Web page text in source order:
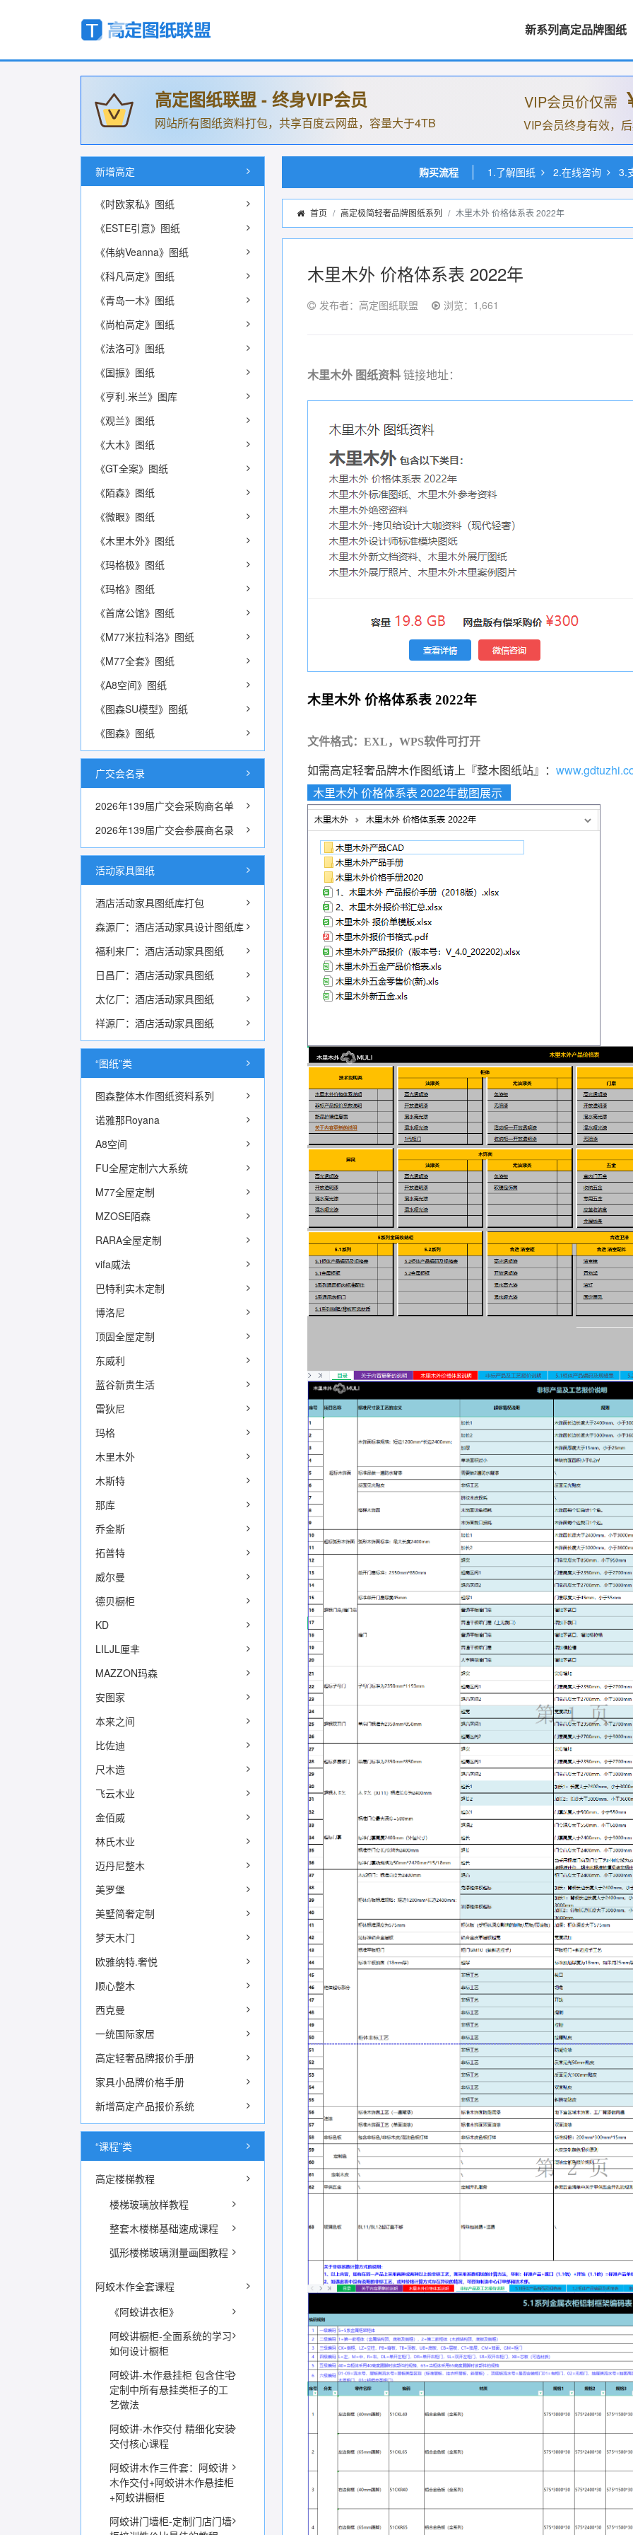
新系列高定品牌图纸
高定图纸联盟 - 终身VIP会员
网站所有图纸资料打包，共享百度云网盘，容量大于4TB
VIP会员价仅需
VIP会员终身有效，
新增高定
《时欧家私》图纸
《ESTE引意》图纸
《伟纳Veanna》图纸
《科凡高定》图纸
《青岛一木》图纸
《尚柏高定》图纸
《法洛可》图纸
《国振》图纸
《亨利.米兰》图库
《观兰》图纸
《大木》图纸
《GT全案》图纸
《陌森》图纸
《微眼》图纸
《木里木外》图纸
《玛格极》图纸
《玛格》图纸
《首席公馆》图纸
《M77米拉科洛》图纸
《M77全套》图纸
《A8空间》图纸
《图森SU模型》图纸
《图森》图纸
广交会名录
2026年139届广交会采购商名单
2026年139届广交会参展商名录
活动家具图纸
酒店活动家具图纸库打包
森源厂：酒店活动家具设计图纸库
福利来厂：酒店活动家具图纸
日昌厂：酒店活动家具图纸
太亿厂：酒店活动家具图纸
祥源厂：酒店活动家具图纸
“图纸”类
图森整体木作图纸资料系列
诺雅那Royana
A8空间
FU全屋定制六大系统
M77全屋定制
MZOSE陌森
RARA全屋定制
vifa威法
巴特利实木定制
博洛尼
顶固全屋定制
东威利
蓝谷新贵生活
雷狄尼
玛格
木里木外
木斯特
那库
乔金斯
拓普特
威尔曼
德贝橱柜
KD
LILJL厘芈
MAZZON玛森
安图家
本来之间
比佐迪
尺木造
飞云木业
金佰威
林氏木业
迈丹尼整木
美罗堡
美墅简奢定制
梦天木门
欧雅纳特.奢悦
顺心整木
西克曼
一统国际家居
高定轻奢品牌报价手册
家具小品牌价格手册
新增高定产品报价系统
“课程”类
高定楼梯教程
楼梯玻璃放样教程
整套木楼梯基础速成课程
弧形楼梯玻璃测量画图教程
阿蛟木作全套课程
《阿蛟讲衣柜》
阿蛟讲橱柜-全面系统的学习
如何设计橱柜
阿蛟讲-木作悬挂柜 包含住宅
定制中所有悬挂类柜子的工
艺做法
阿蛟讲-木作交付 精细化安装
交付核心课程
阿蛟讲木作三件套：阿蛟讲
木作交付+阿蛟讲木作悬挂柜
+阿蛟讲橱柜
阿蛟讲门墙柜-定制门店门墙
购买流程 1.了解图纸 2.在线咨询 3.
首页 高定极简轻奢品牌图纸系列 木里木外 价格体系表 2022年
木里木外 价格体系表 2022年
发布者：高定图纸联盟 浏览：1,661
木里木外 图纸资料链接地址：
木里木外 价格体系表 2022年
文件格式：EXL，WPS软件可打开
如需高定轻奢品牌木作图纸请上『整木图纸站』：
木里木外 价格体系表 2022年截图展示